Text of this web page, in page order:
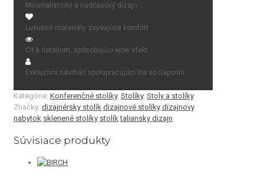
Minimalistický a nadčasový dizajn
Luxusné materiály, zvyšujúce komfort
Cit k detailom, spôsobujúci wow efekt
Exkluzívni návrhári spolupracujúci iba so Saporini
Kategórie: Konferenčné stolíky, Stolíky, Stoly a stolíky
Značky: dizajnérsky stolík dizajnové stolíky dizajnovy
nabytok sklenené stolíky stolík taliansky dizajn
Súvisiace produkty